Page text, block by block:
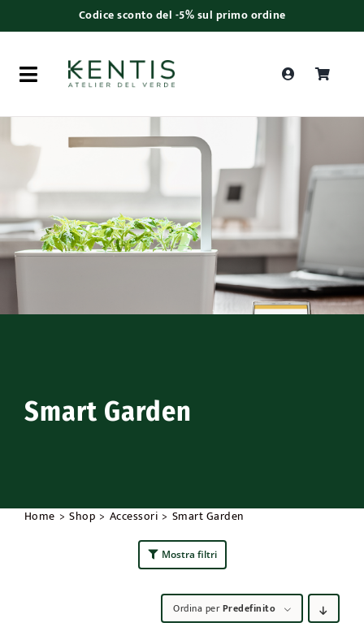
Codice sconto del -5% sul primo ordine
Toggle
Navigation
Ricerca
prodotti
Piante da interno
Piante da esterno
Smart Garden
Home Shop Accessori Smart Garden
Mostra filtri
Ordina perPredefinito